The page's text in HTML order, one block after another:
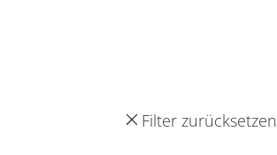
Filter zurücksetzen